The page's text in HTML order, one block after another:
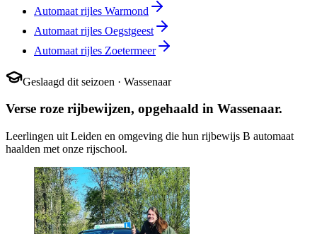
Automaat rijles Warmond
Automaat rijles Oegstgeest
Automaat rijles Zoetermeer
Geslaagd dit seizoen · Wassenaar
Verse roze rijbewijzen, opgehaald in Wassenaar.
Leerlingen uit Leiden en omgeving die hun rijbewijs B automaat
haalden met onze rijschool.